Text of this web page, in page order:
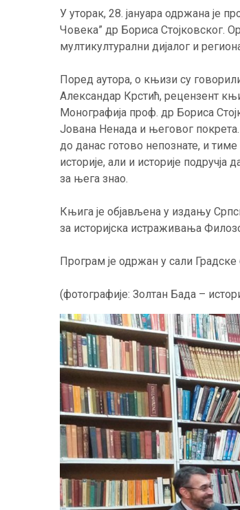
У уторак, 28. јануара одржана је
Човека” др Бориса Стојковског.
мултикултурални дијалог и
Поред аутора, о књизи су
Александар Крстић, рецензент
Монографија проф. др Бориса
Јована Ненада и његовог
до данас готово непознате, и тиме
историје, али и историје
за њега знао.
Књига је објављена у издању
за историјска истраживања
Програм је одржан у сали
(фотографије: Золтан Бада –